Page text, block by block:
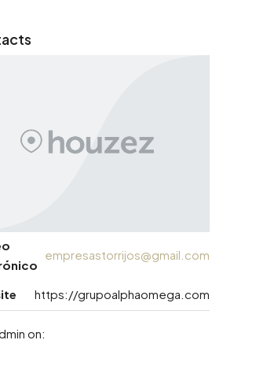
empresastorrijos@gmail.com
https://grupoalphaomega.com
on: